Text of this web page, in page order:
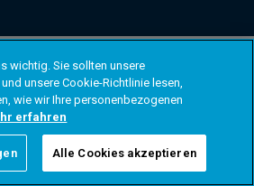
wichtig. Sie sollten unsere
unsere Cookie-Richtlinie lesen,
wie wir Ihre personenbezogenen
erfahren
Alle Cookies akzeptieren